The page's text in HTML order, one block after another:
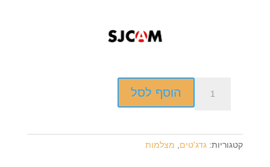
הוסף לסל
קטגוריות: גדג'טים, מצלמות